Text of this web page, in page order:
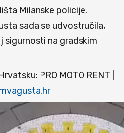
Milanske policije.
sada se udvostručila,
sigurnosti na gradskim
PRO MOTO RENT |